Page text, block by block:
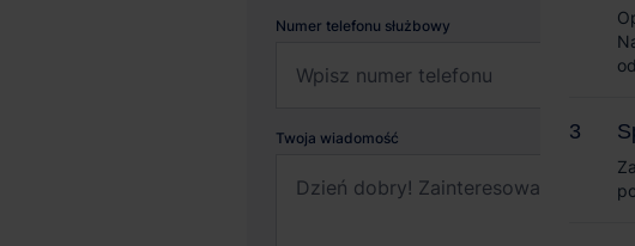
Numer telefonu służbowy
Twoja wiadomość